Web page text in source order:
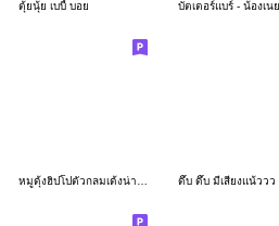
ตุ้ยนุ้ย เบบี้ บอย
หมูดุ้งฮิปโปตัวกลมเด้งน่ารัก